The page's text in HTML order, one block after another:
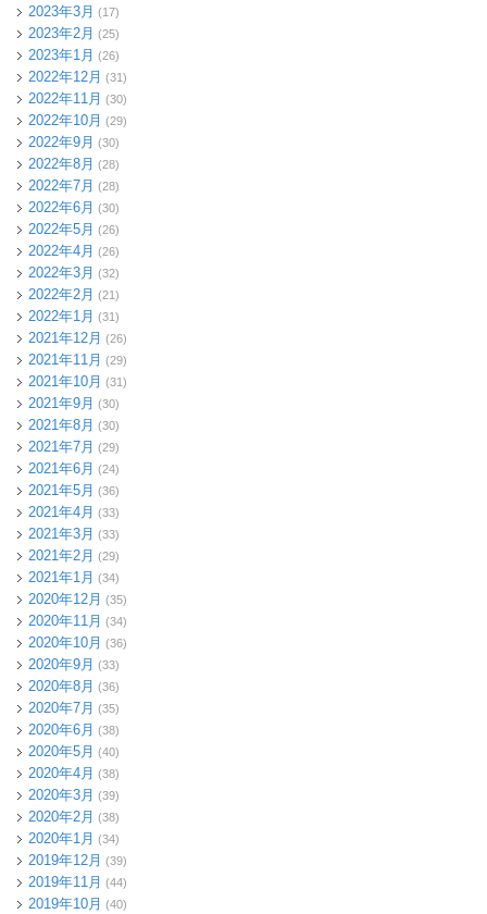
2023年3月 (17)
2023年2月 (25)
2023年1月 (26)
2022年12月 (31)
2022年11月 (30)
2022年10月 (29)
2022年9月 (30)
2022年8月 (28)
2022年7月 (28)
2022年6月 (30)
2022年5月 (26)
2022年4月 (26)
2022年3月 (32)
2022年2月 (21)
2022年1月 (31)
2021年12月 (26)
2021年11月 (29)
2021年10月 (31)
2021年9月 (30)
2021年8月 (30)
2021年7月 (29)
2021年6月 (24)
2021年5月 (36)
2021年4月 (33)
2021年3月 (33)
2021年2月 (29)
2021年1月 (34)
2020年12月 (35)
2020年11月 (34)
2020年10月 (36)
2020年9月 (33)
2020年8月 (36)
2020年7月 (35)
2020年6月 (38)
2020年5月 (40)
2020年4月 (38)
2020年3月 (39)
2020年2月 (38)
2020年1月 (34)
2019年12月 (39)
2019年11月 (44)
2019年10月 (40)